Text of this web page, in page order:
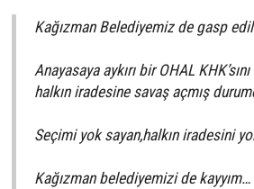
Kağızman Belediyemiz de gasp
Anayasaya aykırı bir OHAL
halkın iradesine savaş açmış
Seçimi yok sayan,halkın iradesini
Kağızman belediyemizi de kayyım…